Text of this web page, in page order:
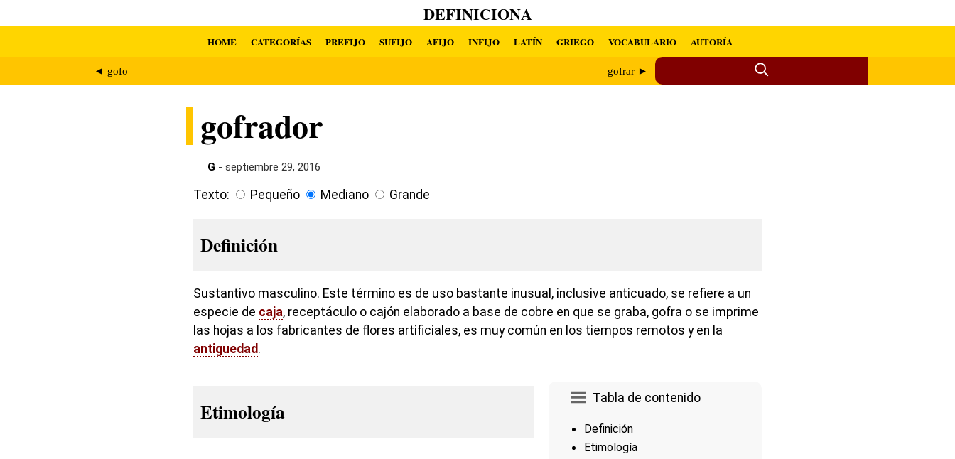
DEFINICIONA
HOME CATEGORÍAS PREFIJO SUFIJO AFIJO INFIJO LATÍN GRIEGO VOCABULARIO AUTORÍA
◄ gofo gofrar ►
gofrador
G - septiembre 29, 2016
Texto: Pequeño Mediano Grande
Definición
Sustantivo masculino. Este término es de uso bastante inusual, inclusive anticuado, se refiere a un
especie de caja, receptáculo o cajón elaborado a base de cobre en que se graba, gofra o se imprime
las hojas a los fabricantes de flores artificiales, es muy común en los tiempos remotos y en la
antiguedad .
Tabla de contenido
Definición
Etimología
Etimología